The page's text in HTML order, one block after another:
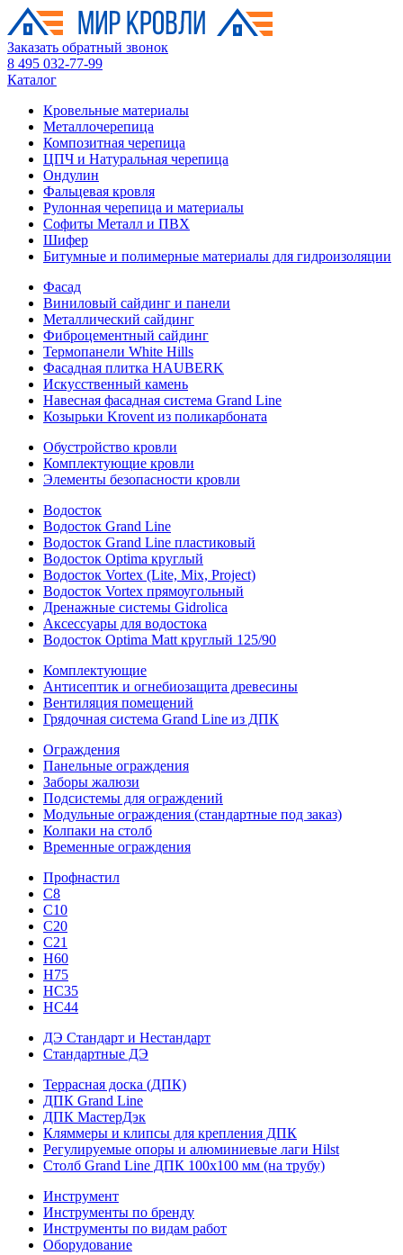
Заказать обратный звонок
8 495 032-77-99
Каталог
Кровельные материалы
Металлочерепица
Композитная черепица
ЦПЧ и Натуральная черепица
Ондулин
Фальцевая кровля
Рулонная черепица и материалы
Софиты Металл и ПВХ
Шифер
Битумные и полимерные материалы для гидроизоляции
Фасад
Виниловый сайдинг и панели
Металлический сайдинг
Фиброцементный сайдинг
Термопанели White Hills
Фасадная плитка HAUBERK
Искусственный камень
Навесная фасадная система Grand Line
Козырьки Krovent из поликарбоната
Обустройство кровли
Комплектующие кровли
Элементы безопасности кровли
Водосток
Водосток Grand Line
Водосток Grand Line пластиковый
Водосток Optima круглый
Водосток Vortex (Lite, Mix, Project)
Водосток Vortex прямоугольный
Дренажные системы Gidrolica
Аксессуары для водостока
Водосток Optima Matt круглый 125/90
Комплектующие
Антисептик и огнебиозащита древесины
Вентиляция помещений
Грядочная система Grand Line из ДПК
Ограждения
Панельные ограждения
Заборы жалюзи
Подсистемы для ограждений
Модульные ограждения (стандартные под заказ)
Колпаки на столб
Временные ограждения
Профнастил
С8
С10
С20
С21
H60
H75
HС35
НС44
ДЭ Стандарт и Нестандарт
Стандартные ДЭ
Террасная доска (ДПК)
ДПК Grand Line
ДПК МастерДэк
Кляммеры и клипсы для крепления ДПК
Регулируемые опоры и алюминиевые лаги Hilst
Столб Grand Line ДПК 100х100 мм (на трубу)
Инструмент
Инструменты по бренду
Инструменты по видам работ
Оборудование